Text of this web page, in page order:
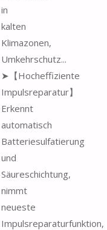
in
kalten
Klimazonen,
Umkehrschutz...
➤【Hocheffiziente
Impulsreparatur】
Erkennt
automatisch
Batteriesulfatierung
und
Säureschichtung,
nimmt
neueste
Impulsreparaturfunktion,